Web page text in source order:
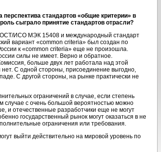
стандартов «общие критерии» в
сыграло принятие стандартов отрасли?
ИСО МЭК 15408 и международный стандарт
вариант «common criteria» был создан по
к «common criteria» еще не произошла.
силы не имеет. Верно и обратное.
больше двух лет работала над этой
С одной стороны, присоединение выгодно,
С другой стороны, на рынке практически не
ограничений в случае, если степень
с очень большой вероятностью можно
и отечественные разработчики еще не могут
государственный рынок могут оказаться в не
ограничения или требования.
выйти действительно на мировой уровень по